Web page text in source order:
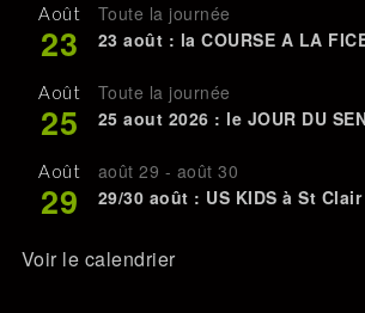
Août
23
Toute la journée
23 août : la COURSE A LA
Août
25
Toute la journée
25 aout 2026 : le JOUR DU
Août
29
août 29 - août 30
29/30 août : US KIDS à St Clair
Voir le calendrier